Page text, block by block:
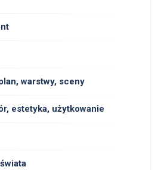
warstwy, sceny
estetyka, użytkowanie